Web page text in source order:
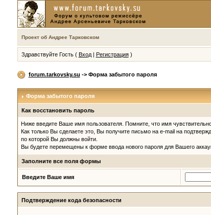
Проект об Андрее Тарковском
Здравствуйте Гость ( Вход| Регистрация)
forum.tarkovsky.su -> Форма забытого пароля
Форма забытого пароля
Как восстановить пароль
Ниже введите Ваше имя пользователя. Помните, что имя
Как только Вы сделаете это, Вы получите письмо на e-mail на
по которой Вы должны войти.
Вы будете перемещены к форме ввода нового пароля для Вашего
Заполните все поля формы
Введите Ваше имя
Подтверждение кода безопасности